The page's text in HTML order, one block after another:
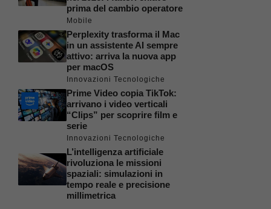
prima del cambio operatore
Mobile
Perplexity trasforma il Mac
in un assistente AI sempre
attivo: arriva la nuova app
per macOS
Innovazioni Tecnologiche
Prime Video copia TikTok:
arrivano i video verticali
“Clips” per scoprire film e
serie
Innovazioni Tecnologiche
L’intelligenza artificiale
rivoluziona le missioni
spaziali: simulazioni in
tempo reale e precisione
millimetrica